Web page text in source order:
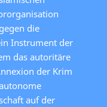
die
Instrument der
das autoritäre
der Krim
auf der